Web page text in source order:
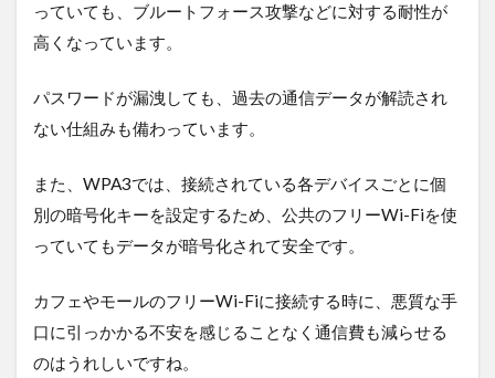
っていても、ブルートフォース攻撃などに対する耐性が
高くなっています。
パスワードが漏洩しても、過去の通信データが解読され
ない仕組みも備わっています。
また、WPA3では、接続されている各デバイスごとに個
別の暗号化キーを設定するため、公共のフリーWi-Fiを使
っていてもデータが暗号化されて安全です。
カフェやモールのフリーWi-Fiに接続する時に、悪質な手
口に引っかかる不安を感じることなく通信費も減らせる
のはうれしいですね。